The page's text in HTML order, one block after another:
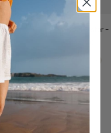
Soul Sister